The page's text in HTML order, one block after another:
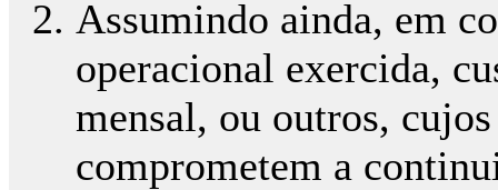
Assumindo ainda, em
operacional exercida,
mensal, ou outros,
comprometem a